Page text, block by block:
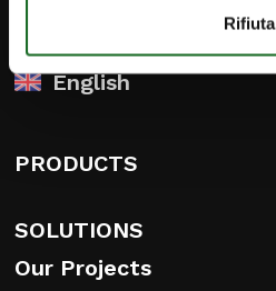
Rifiuta
English
PRODUCTS
SOLUTIONS
Our Projects